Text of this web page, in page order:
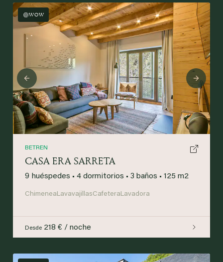
WOW
Previous Next
BETREN
CASA ERA SARRETA
9 huéspedes • 4 dormitorios • 3 baños • 125 m2
ChimeneaLavavajillasCafeteraLavadora
Desde 218 € / noche